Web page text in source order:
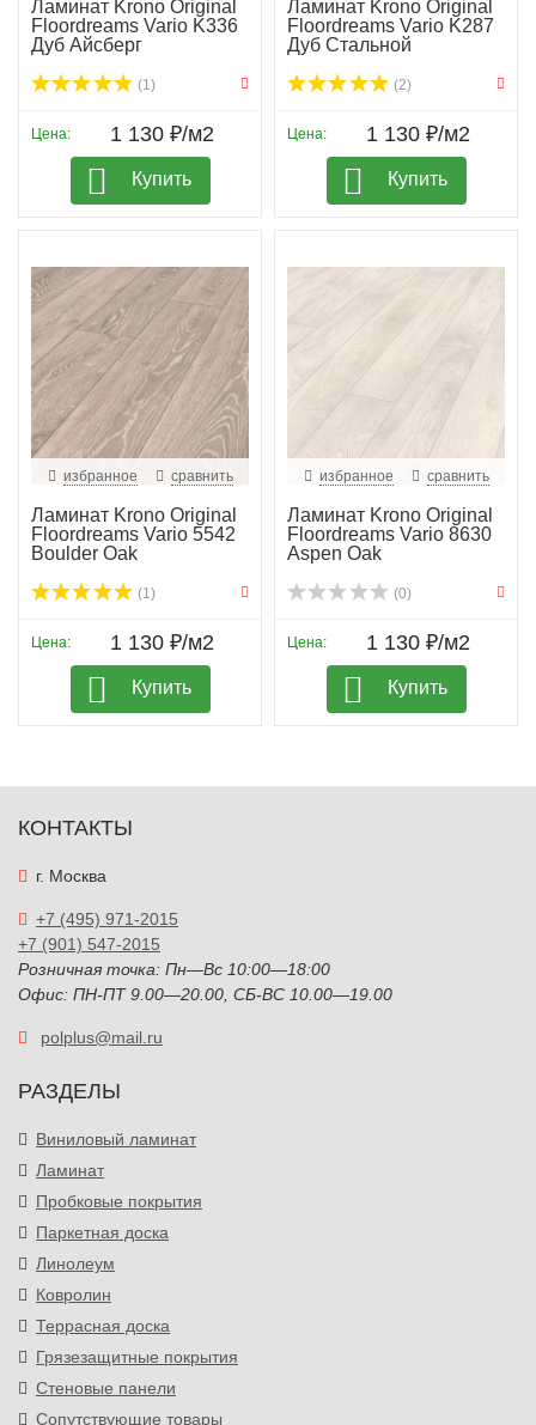
Ламинат Krono Original
Floordreams Vario K336
Дуб Айсберг
(1)
Цена: 1 130 ₽/м2
Купить
Ламинат Krono Original
Floordreams Vario K287
Дуб Стальной
(2)
Цена: 1 130 ₽/м2
Купить
избранное сравнить
Ламинат Krono Original
Floordreams Vario 5542
Boulder Oak
(1)
Цена: 1 130 ₽/м2
Купить
избранное сравнить
Ламинат Krono Original
Floordreams Vario 8630
Aspen Oak
(0)
Цена: 1 130 ₽/м2
Купить
КОНТАКТЫ
г. Москва
+7 (495) 971-2015
+7 (901) 547-2015
Розничная точка: Пн—Вс 10:00—18:00
Офис: ПН-ПТ 9.00—20.00, СБ-ВС 10.00—19.00
polplus@mail.ru
РАЗДЕЛЫ
Виниловый ламинат
Ламинат
Пробковые покрытия
Паркетная доска
Линолеум
Ковролин
Террасная доска
Грязезащитные покрытия
Стеновые панели
Сопутствующие товары